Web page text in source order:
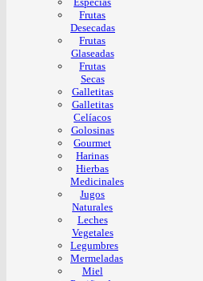
Frutas
Desecadas
Frutas
Glaseadas
Frutas
Secas
Galletitas
Galletitas
Celíacos
Golosinas
Gourmet
Harinas
Hierbas
Medicinales
Jugos
Naturales
Leches
Vegetales
Legumbres
Mermeladas
Miel